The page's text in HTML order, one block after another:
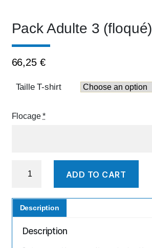
Pack Adulte 3 (floqué)
66,25 €
Taille T-shirt
Flocage *
Adulte
ADD TO CART
Description
Description